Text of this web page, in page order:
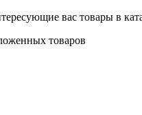
вас товары в
товаров